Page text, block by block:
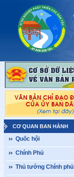
CƠ QUAN BAN HÀNH
Quốc hội
Chính Phủ
Thủ tướng Chính phủ